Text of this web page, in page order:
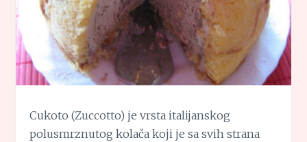
Cukoto (Zuccotto) je vrsta italijanskog
polusmrznutog kolača koji je sa svih strana